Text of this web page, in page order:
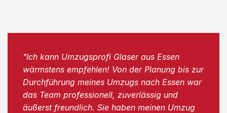
"Ich kann Umzugsprofi Glaser aus Essen
wärmstens empfehlen! Von der Planung bis zur
Durchführung meines Umzugs nach Essen war
das Team professionell, zuverlässig und
äußerst freundlich. Sie haben meinen Umzug